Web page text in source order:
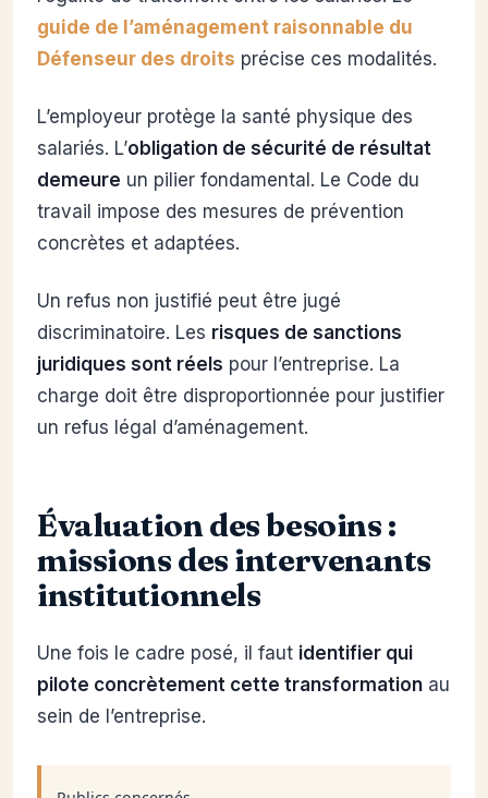
guide de l’aménagement raisonnable du
Défenseur des droits précise ces modalités.
L’employeur protège la santé physique des
salariés. L’obligation de sécurité de résultat
demeure un pilier fondamental. Le Code du
travail impose des mesures de prévention
concrètes et adaptées.
Un refus non justifié peut être jugé
discriminatoire. Les risques de sanctions
juridiques sont réels pour l’entreprise. La
charge doit être disproportionnée pour justifier
un refus légal d’aménagement.
Évaluation des besoins :
missions des intervenants
institutionnels
Une fois le cadre posé, il faut identifier qui
pilote concrètement cette transformation au
sein de l’entreprise.